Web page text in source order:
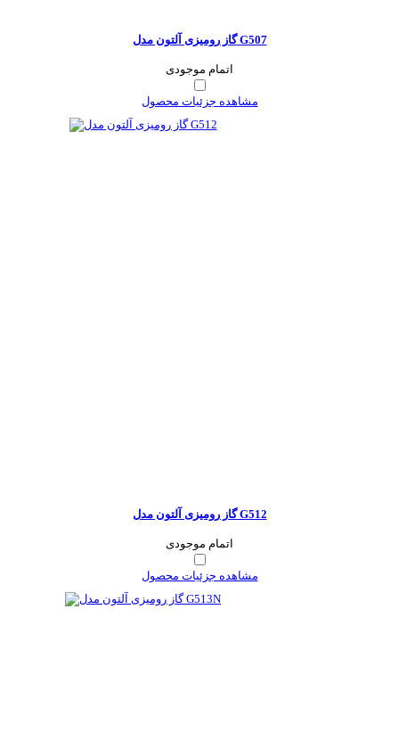
گاز رومیزی آلتون مدل G507
اتمام موجودی
مشاهده جزئیات محصول
گاز رومیزی آلتون مدل G512
اتمام موجودی
مشاهده جزئیات محصول